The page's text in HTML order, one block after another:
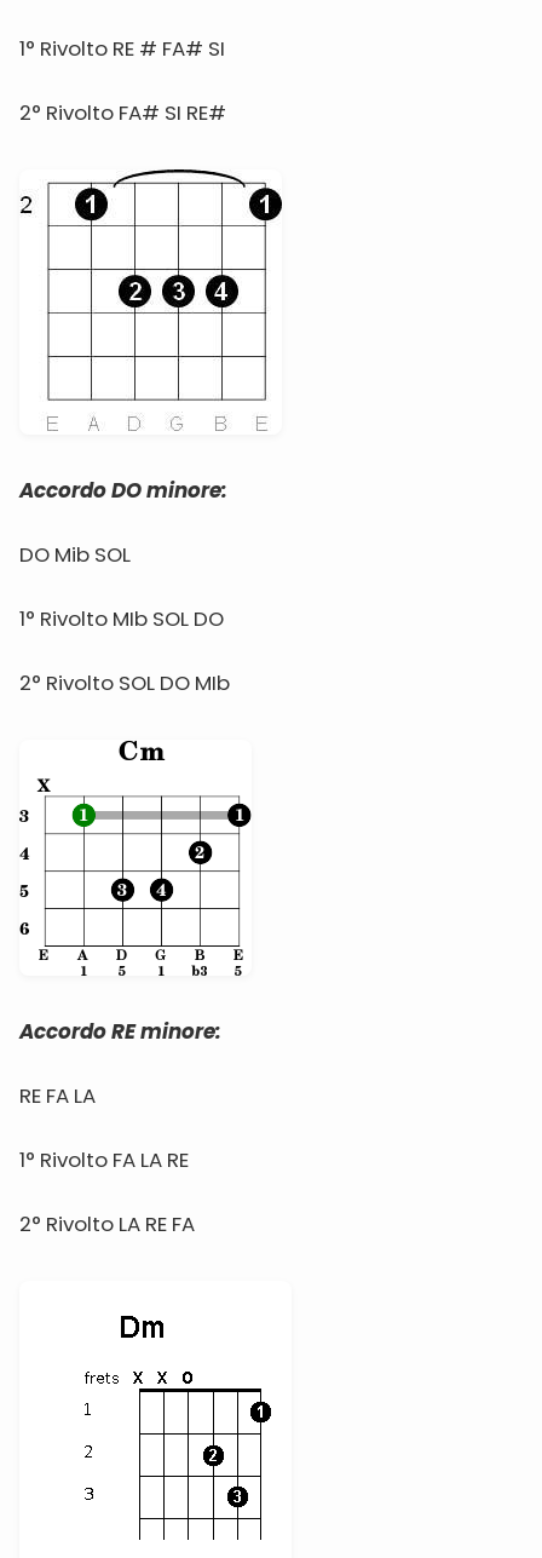
1° Rivolto RE # FA# SI
2° Rivolto FA# SI RE#
Accordo DO minore:
DO Mib SOL
1° Rivolto MIb SOL DO
2° Rivolto SOL DO MIb
Accordo RE minore:
RE FA LA
1° Rivolto FA LA RE
2° Rivolto LA RE FA